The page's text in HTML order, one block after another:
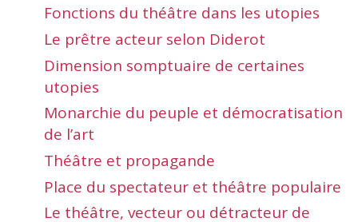
Fonctions du théâtre dans les utopies
Le prêtre acteur selon Diderot
Dimension somptuaire de certaines
utopies
Monarchie du peuple et démocratisation
de l’art
Théâtre et propagande
Place du spectateur et théâtre populaire
Le théâtre, vecteur ou détracteur de